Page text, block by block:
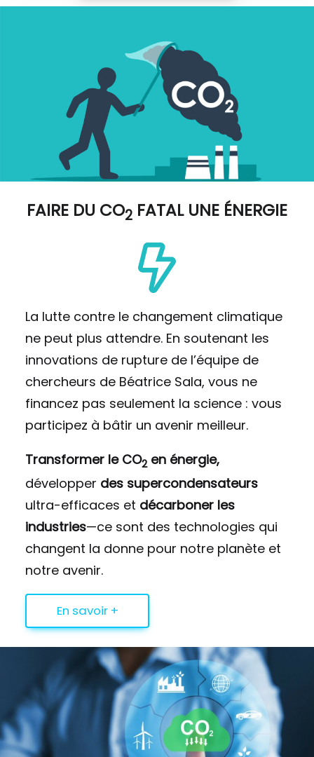
FAIRE DU CO2 FATAL UNE ÉNERGIE
La lutte contre le changement climatique
ne peut plus attendre. En soutenant les
innovations de rupture de l’équipe de
chercheurs de Béatrice Sala, vous ne
financez pas seulement la science : vous
participez à bâtir un avenir meilleur.
Transformer le CO2 en énergie,
développer des supercondensateurs
ultra-efficaces et décarboner les
industries—ce sont des technologies qui
changent la donne pour notre planète et
notre avenir.
En savoir +